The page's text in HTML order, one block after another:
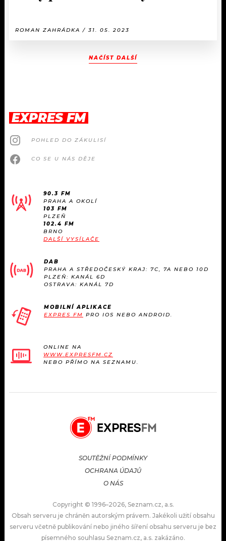
ROMAN ZAHRÁDKA / 31. 05. 2023
NAČÍST DALŠÍ
EXPRES FM
POHLED DO ZÁKULISÍ
CO SE U NÁS DĚJE
90.3 FM
PRAHA A OKOLÍ
103 FM
PLZEŇ
102.4 FM
BRNO
DALŠÍ VYSÍLAČE
DAB
PRAHA A STŘEDOČESKÝ KRAJ: 7C, 7A NEBO 10D
PLZEŇ: KANÁL 6D
OSTRAVA: KANÁL 7D
MOBILNÍ APLIKACE
EXPRES FM PRO IOS NEBO ANDROID.
ONLINE NA
WWW.EXPRESFM.CZ
NEBO PŘÍMO NA SEZNAMU.
SOUTĚŽNÍ PODMÍNKY
OCHRANA ÚDAJŮ
O NÁS
Copyright © 1996–2026, Seznam.cz, a.s.
Obsah serveru je chráněn autorským právem. Jakékoli užití obsahu
serveru včetně publikování nebo jiného šíření obsahu serveru je bez
písemného souhlasu Seznam.cz, a.s. zakázáno.